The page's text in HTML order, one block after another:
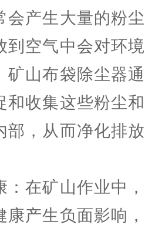
会产生大量的粉
到空气中会对环
矿山布袋除尘器
和收集这些粉尘
部，从而净化排
：在矿山作业中
康产生负面影响